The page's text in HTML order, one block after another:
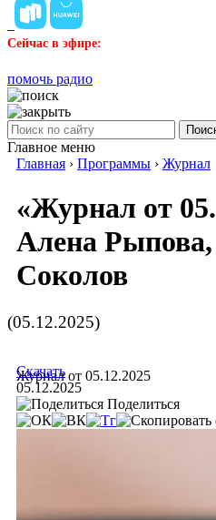
Сейчас в эфире:
помочь радио
Главное меню
Главная › Программы › Журнал
«Журнал от
Алена Рыпова,
Соколов
(05.12.2025)
Журнал от 05.12.2025
Скачать
05.12.2025
Поделиться